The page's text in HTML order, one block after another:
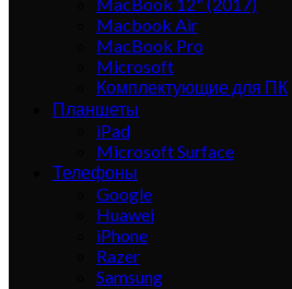
MacBook 12" (2017)
Macbook Air
MacBook Pro
Microsoft
Комплектующие для ПК
Планшеты
iPad
Microsoft Surface
Телефоны
Google
Huawei
iPhone
Razer
Samsung